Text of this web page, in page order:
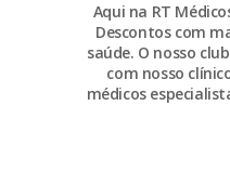
Aqui na RT
Descontos com
saúde. O nosso
com nosso
médicos